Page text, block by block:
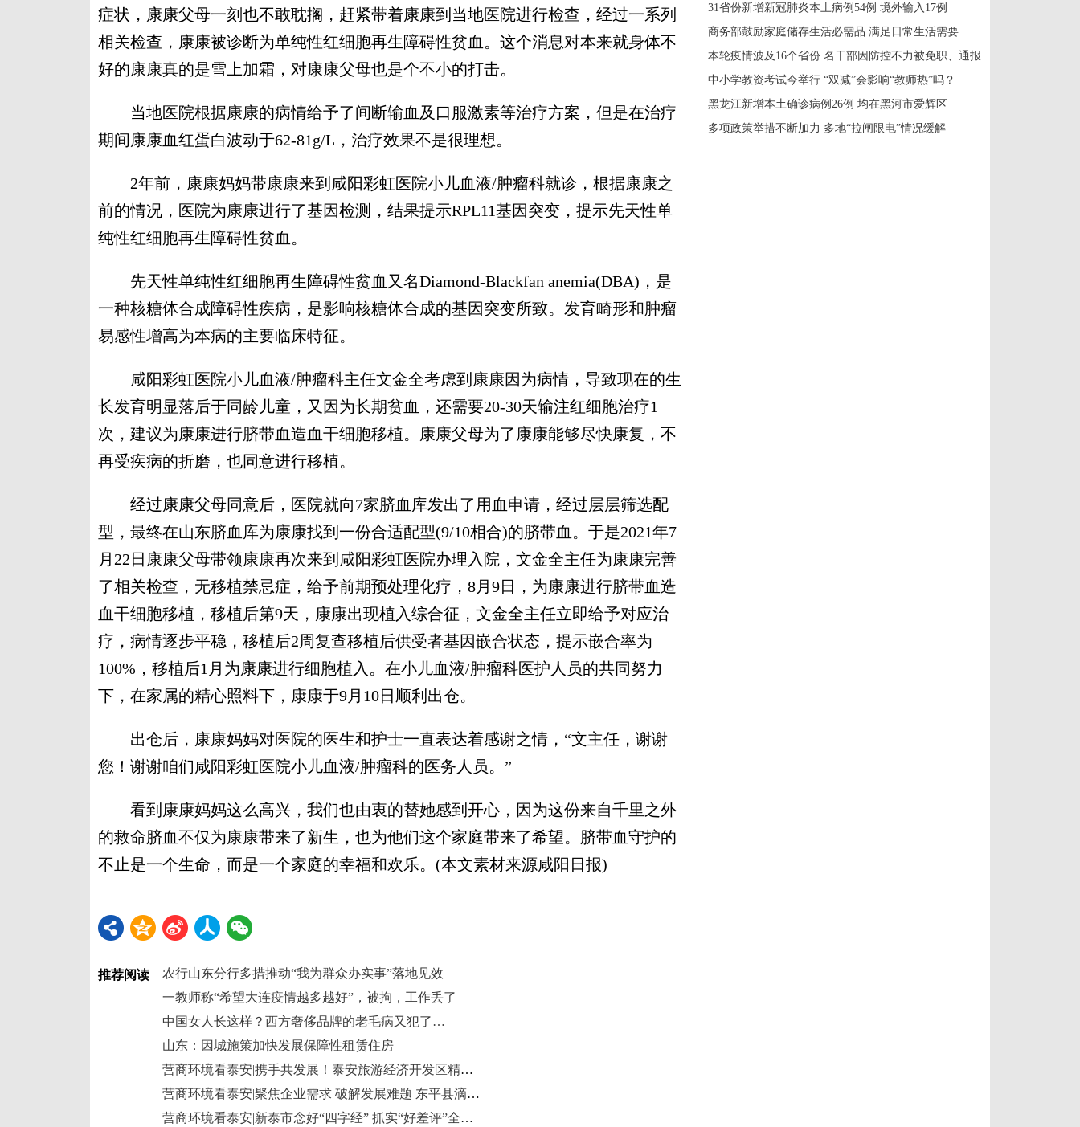
症状，康康父母一刻也不敢耽搁，赶紧带着康康到当地医院进行检查，经过一系列
相关检查，康康被诊断为单纯性红细胞再生障碍性贫血。这个消息对本来就身体不
好的康康真的是雪上加霜，对康康父母也是个不小的打击。
当地医院根据康康的病情给予了间断输血及口服激素等治疗方案，但是在治疗
期间康康血红蛋白波动于62-81g/L，治疗效果不是很理想。
2年前，康康妈妈带康康来到咸阳彩虹医院小儿血液/肿瘤科就诊，根据康康之
前的情况，医院为康康进行了基因检测，结果提示RPL11基因突变，提示先天性单
纯性红细胞再生障碍性贫血。
先天性单纯性红细胞再生障碍性贫血又名Diamond-Blackfan anemia(DBA)，是
一种核糖体合成障碍性疾病，是影响核糖体合成的基因突变所致。发育畸形和肿瘤
易感性增高为本病的主要临床特征。
咸阳彩虹医院小儿血液/肿瘤科主任文金全考虑到康康因为病情，导致现在的生
长发育明显落后于同龄儿童，又因为长期贫血，还需要20-30天输注红细胞治疗1
次，建议为康康进行脐带血造血干细胞移植。康康父母为了康康能够尽快康复，不
再受疾病的折磨，也同意进行移植。
经过康康父母同意后，医院就向7家脐血库发出了用血申请，经过层层筛选配
型，最终在山东脐血库为康康找到一份合适配型(9/10相合)的脐带血。于是2021年7
月22日康康父母带领康康再次来到咸阳彩虹医院办理入院，文金全主任为康康完善
了相关检查，无移植禁忌症，给予前期预处理化疗，8月9日，为康康进行脐带血造
血干细胞移植，移植后第9天，康康出现植入综合征，文金全主任立即给予对应治
疗，病情逐步平稳，移植后2周复查移植后供受者基因嵌合状态，提示嵌合率为
100%，移植后1月为康康进行细胞植入。在小儿血液/肿瘤科医护人员的共同努力
下，在家属的精心照料下，康康于9月10日顺利出仓。
出仓后，康康妈妈对医院的医生和护士一直表达着感谢之情，“文主任，谢谢
您！谢谢咱们咸阳彩虹医院小儿血液/肿瘤科的医务人员。”
看到康康妈妈这么高兴，我们也由衷的替她感到开心，因为这份来自千里之外
的救命脐血不仅为康康带来了新生，也为他们这个家庭带来了希望。脐带血守护的
不止是一个生命，而是一个家庭的幸福和欢乐。(本文素材来源咸阳日报)
推荐阅读
农行山东分行多措推动“我为群众办实事”落地见效
一教师称“希望大连疫情越多越好”，被拘，工作丢了
中国女人长这样？西方奢侈品牌的老毛病又犯了…
山东：因城施策加快发展保障性租赁住房
营商环境看泰安|携手共发展！泰安旅游经济开发区精准优化营商环境 赋能高质量发展
营商环境看泰安|聚焦企业需求 破解发展难题 东平县滴灌式服务助力营商环境优化升级
营商环境看泰安|新泰市念好“四字经” 抓实“好差评”全力打造政务营商环境新高地
31省份新增新冠肺炎本土病例54例 境外输入17例
商务部鼓励家庭储存生活必需品 满足日常生活需要
本轮疫情波及16个省份 名干部因防控不力被免职、通报
中小学教资考试今举行 “双减”会影响“教师热”吗？
黑龙江新增本土确诊病例26例 均在黑河市爱辉区
多项政策举措不断加力 多地“拉闸限电”情况缓解